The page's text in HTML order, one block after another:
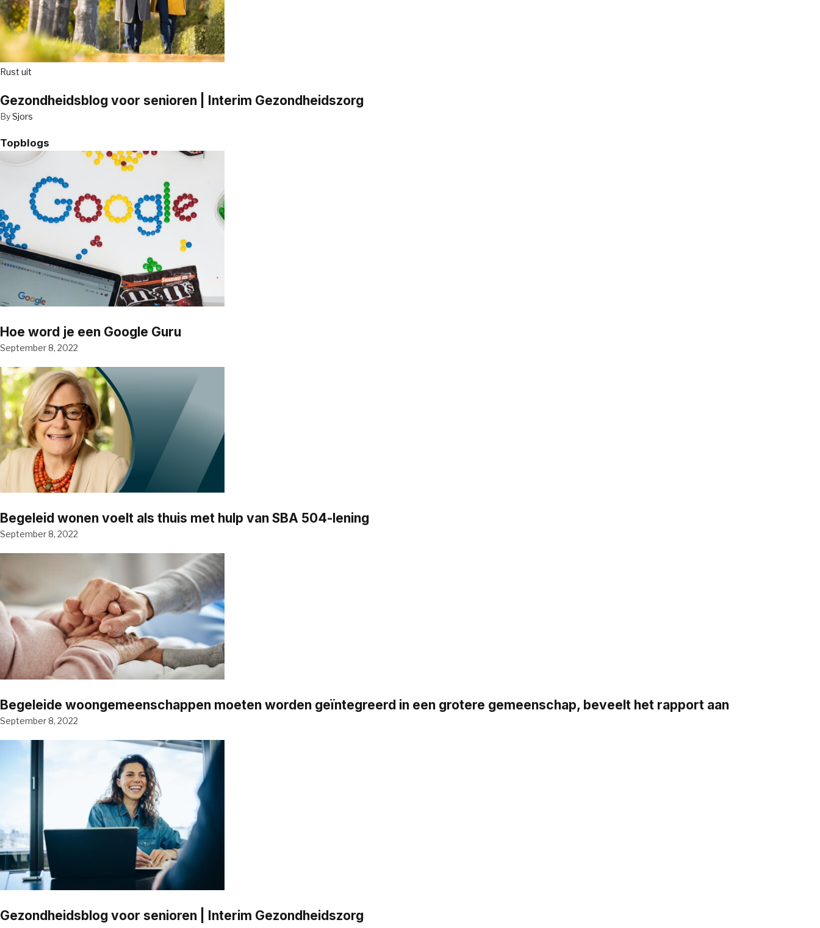
Rust uit
Gezondheidsblog voor senioren | Interim Gezondheidszorg
BySjors
Topblogs
Hoe word je een Google Guru
September 8, 2022
Begeleid wonen voelt als thuis met hulp van SBA 504-lening
September 8, 2022
Begeleide woongemeenschappen moeten worden geïntegreerd in een grotere gemeenschap, beveelt het rapport aan
September 8, 2022
Gezondheidsblog voor senioren | Interim Gezondheidszorg